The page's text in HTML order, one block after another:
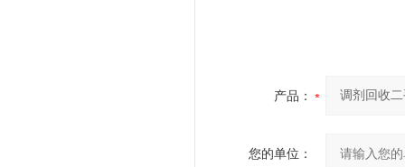
产品：
您的单位：